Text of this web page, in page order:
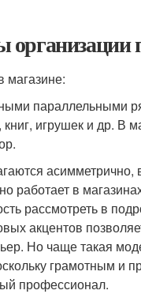
магазине:
параллельными
игрушек и др.
асимметрично,
работает в
рассмотреть в
акцентов
Но чаще такая
грамотным
профессионал.